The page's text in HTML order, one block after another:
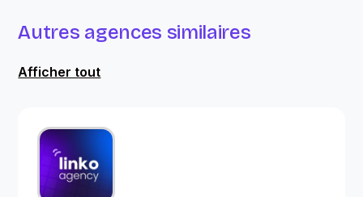
Autres agences similaires
Afficher tout